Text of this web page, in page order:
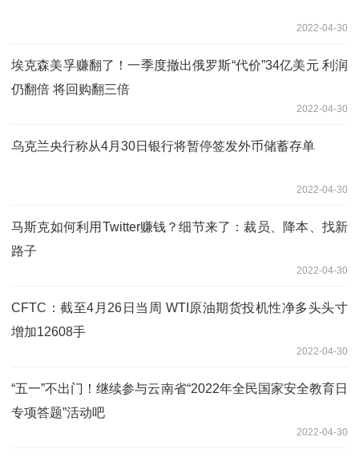
2022-04-30
埃克森美孚赚翻了！一季度撤出俄罗斯“代价”34亿美元 利润
仍翻倍 将回购翻三倍
2022-04-30
乌克兰央行称从4月30日银行将暂停签发外币储蓄存单
2022-04-30
马斯克如何利用Twitter赚钱？细节来了：裁员、降本、找新
路子
2022-04-30
CFTC：截至4月26日当周 WTI原油期货投机性净多头头寸
增加12608手
2022-04-30
“五一”不出门！继续参与云南省“2022年全民国家安全教育日
专项答题”活动吧
2022-04-30